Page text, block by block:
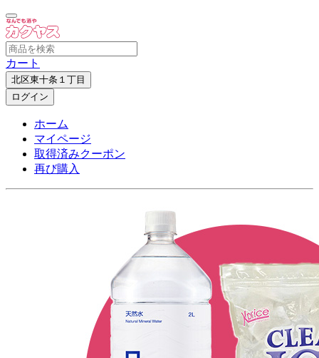
カート
北区東十条１丁目
ログイン
ホーム
マイページ
取得済みクーポン
再び購入